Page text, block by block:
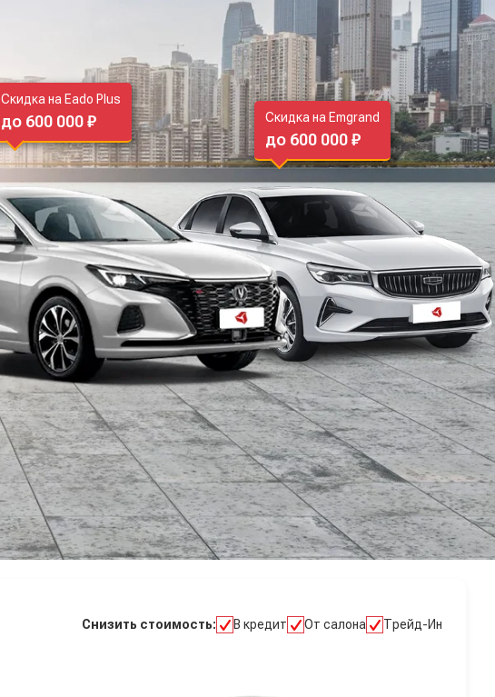
Скидка на Eado Plus
до 600 000 ₽ Скидка на Emgrand
до 600 000 ₽
Снизить стоимость: В кредит От салона Трейд-Ин